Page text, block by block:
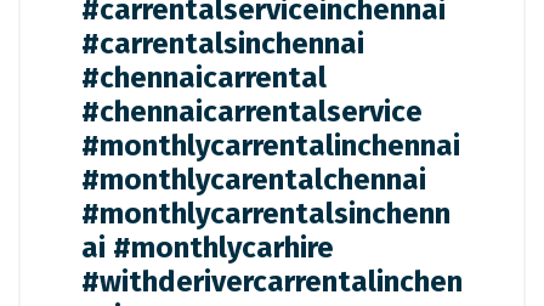
#carrentalserviceinchennai
#carrentalsinchennai
#chennaicarrental
#chennaicarrentalservice
#monthlycarrentalinchennai
#monthlycarentalchennai
#monthlycarrentalsinchenn
ai #monthlycarhire
#withderivercarrentalinchen